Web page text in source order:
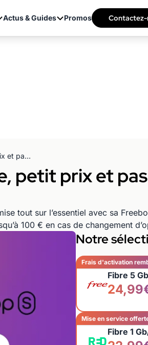
Actus & Guides Promos Contactez-
Freebox Pop S : Fibre ulta puissante, petit prix et pas 1€ de plus avant 2030 !
petit prix et
tout sur l’essentiel avec sa
100 € en cas de changement
Notre
Frais d'activation
Fibre 5
Mise en service
Fibre 1